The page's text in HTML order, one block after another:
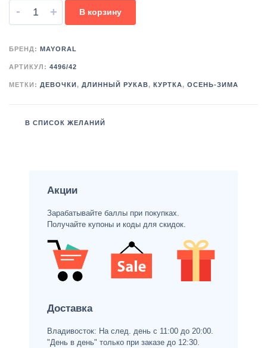
- + В корзину
БРЕНД: MAYORAL
АРТИКУЛ: 4496/42
МЕТКИ: ДЕВОЧКИ , ДЛИННЫЙ РУКАВ, КУРТКА, ОСЕНЬ-ЗИМА
В СПИСОК ЖЕЛАНИЙ
Акции
Зарабатывайте баллы при покупках.
Получайте купоны и коды для скидок.
Доставка
Владивосток: На след. день с 11:00 до 20:00.
"День в день" только при заказе до 12:30.